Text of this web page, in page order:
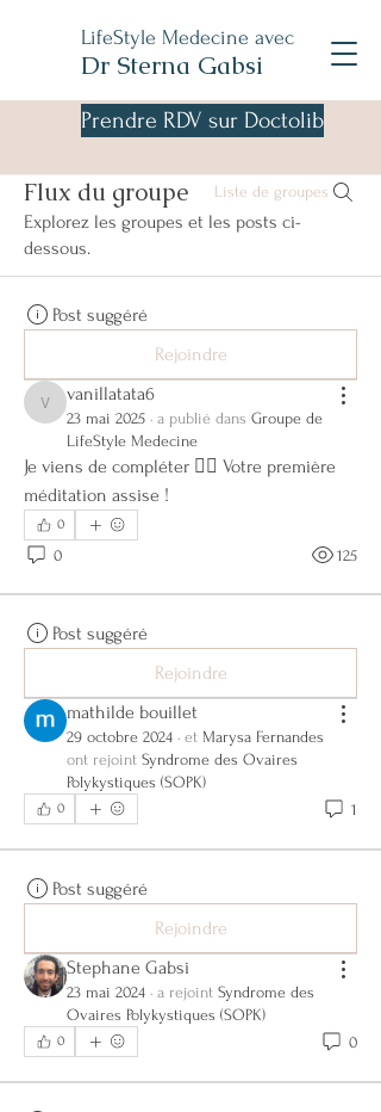
LifeStyle Medecine avec
Dr Sterna Gabsi
Prendre RDV sur Doctolib
Flux du groupe Liste de groupes
Explorez les groupes et les posts ci-
dessous.
Post suggéré
Rejoindre
vanillatata6
vanillatata6
23 mai 2025 · a publié dans Groupe de
LifeStyle Medecine
Je viens de compléter 🧘‍♂️ Votre première
méditation assise !
0
0 125
Post suggéré
Rejoindre
mathilde bouillet
29 octobre 2024 · et Marysa Fernandes
ont rejoint Syndrome des Ovaires
Polykystiques (SOPK)
0 1
Post suggéré
Rejoindre
Stephane Gabsi
23 mai 2024 · a rejoint Syndrome des
Ovaires Polykystiques (SOPK)
0 0